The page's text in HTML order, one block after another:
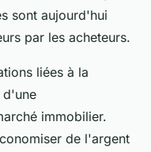
sont aujourd'hui
par les acheteurs.
liées à la
d'une
immobilier.
de l'argent